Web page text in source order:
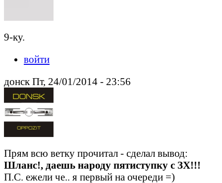
9-ку.
войти
донск Пт, 24/01/2014 - 23:56
Прям всю ветку прочитал - сделал вывод:
Шланс!, даешь народу пятиступку с ЗХ!!!
П.С. ежели че.. я первый на очереди =)